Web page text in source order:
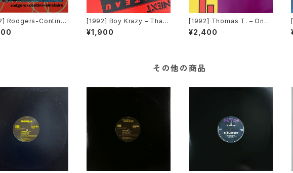
Rodgers-Contini-
– Black Jack Fe
Rec.][在庫B]
[1992] Boy Krazy – Tha
t's What Love Can Do [N
ext Plateau Records Inc.]
¥1,900
[1992] Thomas T. – One
For You One For Me [Tim
e Records][TRD 1250]
¥2,400
その他の商品